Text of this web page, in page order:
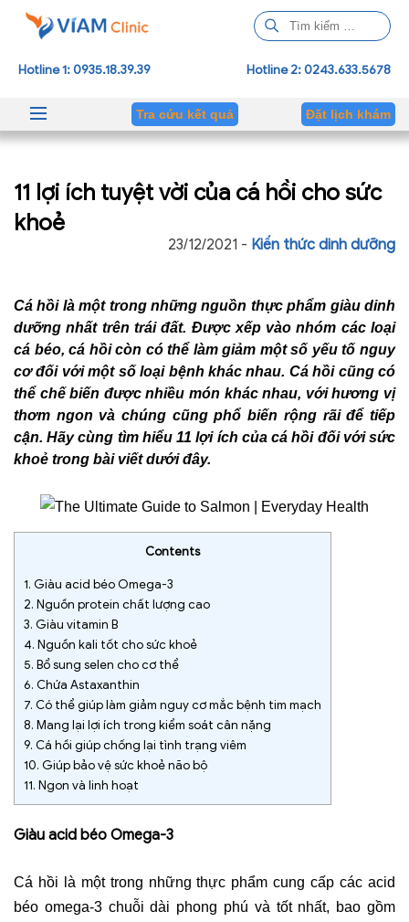
ì
m
h
Hotline 1: 0935.18.39.39 Hotline 2: 0243.633.5678
Tra cứu kết quả Đặt lịch khám
11 lợi ích tuyệt vời của cá hồi cho sức
khoẻ
23/12/2021 - Kiến thức dinh dưỡng
Cá hồi là một trong những nguồn thực phẩm giàu dinh
dưỡng nhất trên trái đất. Được xếp vào nhóm các loại
cá béo, cá hồi còn có thể làm giảm một số yếu tố nguy
cơ đối với một số loại bệnh khác nhau. Cá hồi cũng có
thể chế biến được nhiều món khác nhau, với hương vị
thơm ngon và chúng cũng phổ biến rộng rãi để tiếp
cận. Hãy cùng tìm hiểu 11 lợi ích của cá hồi đối với sức
khoẻ trong bài viết dưới đây.
Contents
1. Giàu acid béo Omega-3
2. Nguồn protein chất lượng cao
3. Giàu vitamin B
4. Nguồn kali tốt cho sức khoẻ
5. Bổ sung selen cho cơ thể
6. Chứa Astaxanthin
7. Có thể giúp làm giảm nguy cơ mắc bệnh tim mạch
8. Mang lại lợi ích trong kiểm soát cân nặng
9. Cá hồi giúp chống lại tình trạng viêm
10. Giúp bảo vệ sức khoẻ não bộ
11. Ngon và linh hoạt
Giàu acid béo Omega-3
Cá hồi là một trong những thực phẩm cung cấp các acid
béo omega-3 chuỗi dài phong phú và tốt nhất, bao gồm